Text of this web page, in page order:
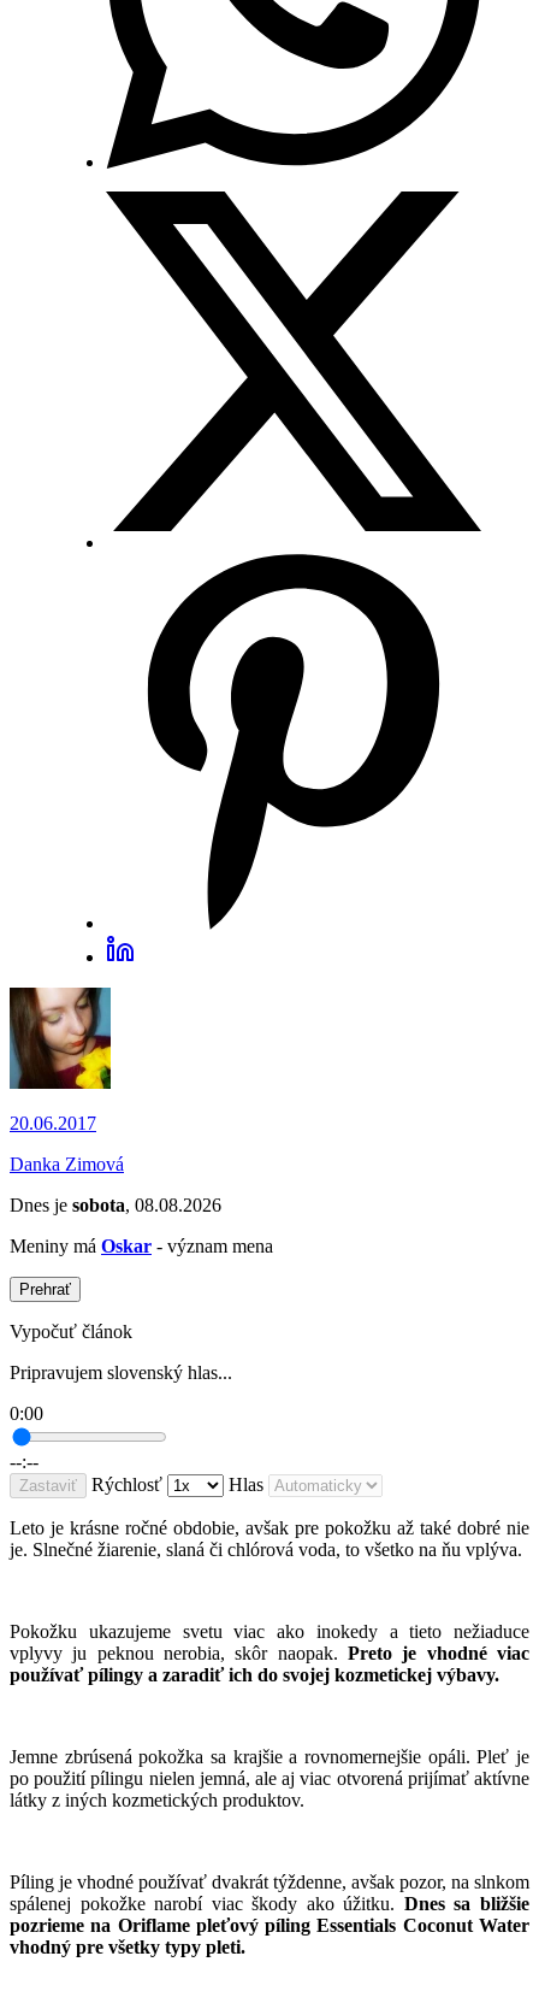
20.06.2017
Danka Zimová
Dnes je sobota, 08.08.2026
Meniny má Oskar - význam mena
Prehrať
Vypočuť článok
Pripravujem slovenský hlas...
0:00
--:--
Zastaviť Rýchlosť Hlas
Leto je krásne ročné obdobie, avšak pre pokožku až také dobré nie
je. Slnečné žiarenie, slaná či chlórová voda, to všetko na ňu vplýva.
Pokožku ukazujeme svetu viac ako inokedy a tieto nežiaduce
vplyvy ju peknou nerobia, skôr naopak. Preto je vhodné viac
používať pílingy a zaradiť ich do svojej kozmetickej výbavy.
Jemne zbrúsená pokožka sa krajšie a rovnomernejšie opáli. Pleť je
po použití pílingu nielen jemná, ale aj viac otvorená prijímať aktívne
látky z iných kozmetických produktov.
Píling je vhodné používať dvakrát týždenne, avšak pozor, na slnkom
spálenej pokožke narobí viac škody ako úžitku. Dnes sa bližšie
pozrieme na Oriflame pleťový píling Essentials Coconut Water
vhodný pre všetky typy pleti.